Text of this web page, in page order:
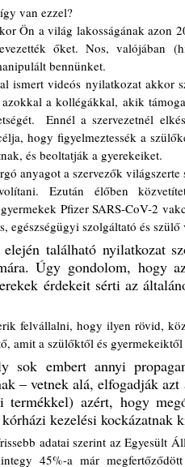
van ezzel?
őket. Nos, valójában
bennünket.
a kollégákkal, akik
Ennél a szervezetnél
hogy figyelmeztessék a
és beoltatják a gyerekeiket.
Ezután élőben
Pfizer SARS-CoV-2
egészségügyi szolgáltató és szülő
található nyilatkozat
Úgy gondolom, hogy
érdekeit sérti az
amit a szülőktől és
sok embert annyi
– vetnek alá, elfogadják
termékkel) azért, hogy
kezelési kockázatnak
45%-a már